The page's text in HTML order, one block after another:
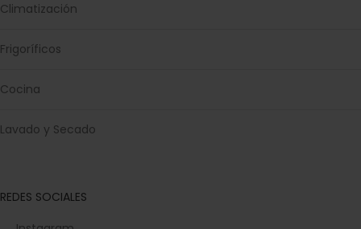
Climatización
Frigoríficos
Cocina
Lavado y Secado
REDES SOCIALES